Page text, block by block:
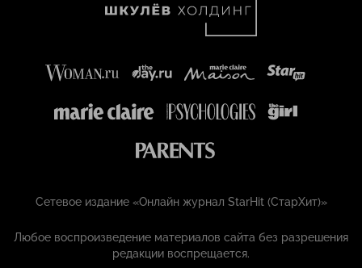
Сетевое издание «Онлайн журнал StarHit (СтарХит)»
Любое воспроизведение материалов сайта без разрешения
редакции воспрещается.